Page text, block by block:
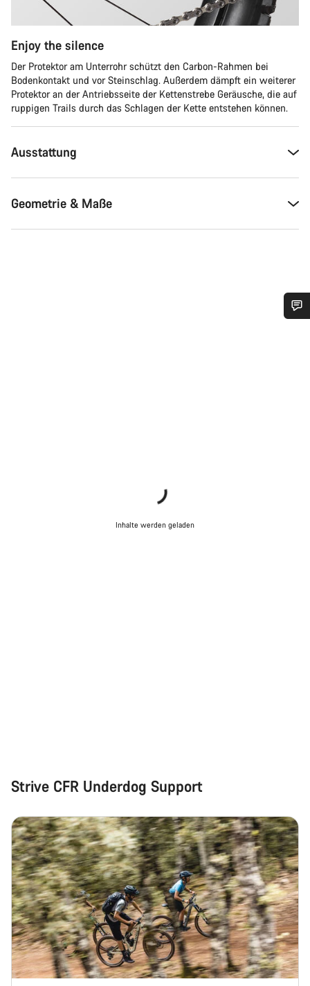
Enjoy the silence
Der Protektor am Unterrohr schützt den Carbon-Rahmen bei
Bodenkontakt und vor Steinschlag. Außerdem dämpft ein weiterer
Protektor an der Antriebsseite der Kettenstrebe Geräusche, die auf
ruppigen Trails durch das Schlagen der Kette entstehen können.
Ausstattung
Geometrie & Maße
Inhalte werden geladen
Strive CFR Underdog Support